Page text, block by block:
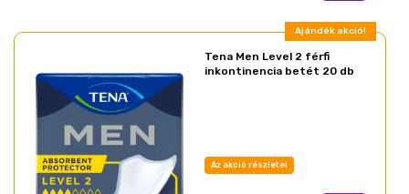
Ajándék akció!
Tena Men Level 2 férfi
inkontinencia betét 20 db
Az akció részletei